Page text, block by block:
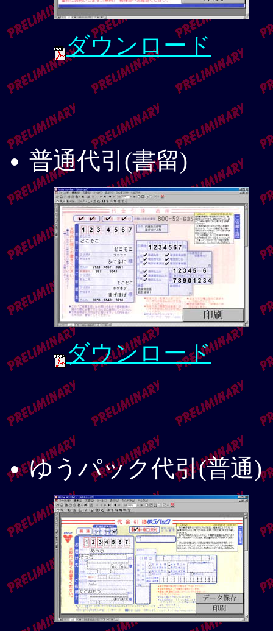
ダウンロード
普通代引(書留)
ダウンロード
ゆうパック代引(普通)